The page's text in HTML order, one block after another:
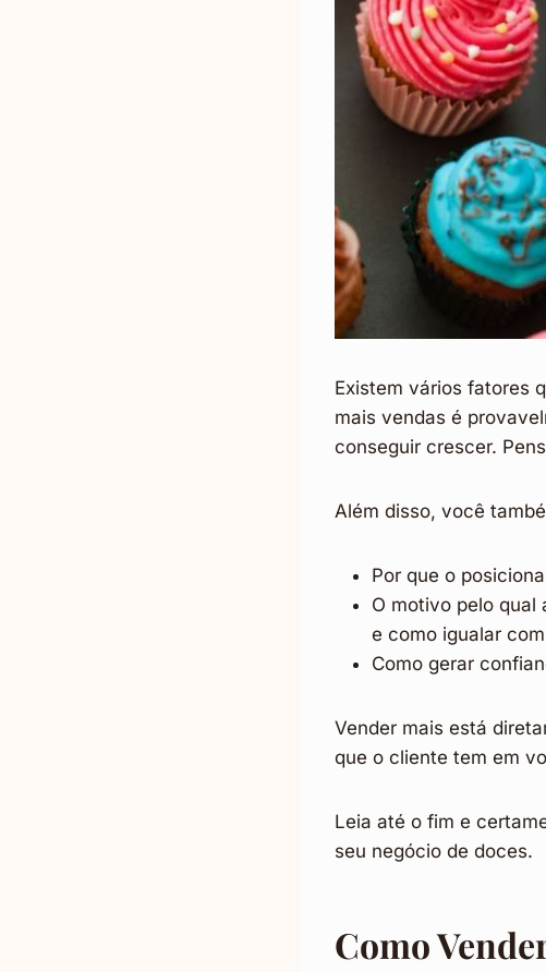
Existem vários fatores
mais vendas é
conseguir crescer.
Além disso, você
Por que o
O motivo pelo
e como igualar
Como gerar
Vender mais está
que o cliente tem em
Leia até o fim e
seu negócio de doces.
Como